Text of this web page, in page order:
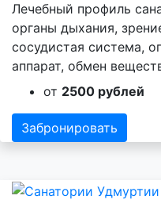
Лечебный профиль
органы дыхания,
сосудистая система,
аппарат, обмен
от 2500 рублей
Забронировать